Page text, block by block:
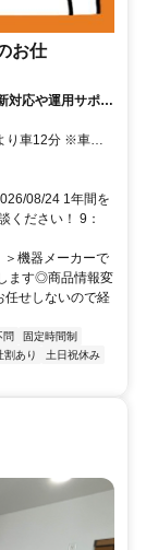
お仕
対応や運用サポー
り車12分 ※車通
08/24 1年間を
ください！ 9：
＞機器メーカーで
ます◎商品情報変
任せしないので経
問
固定時間制
割あり
土日祝休み